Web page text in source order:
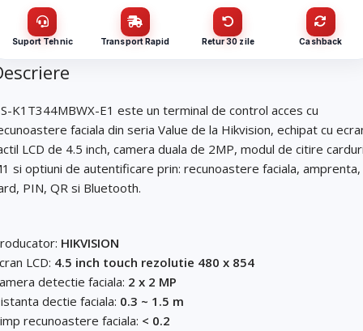
*
*
Amprenta, WiFi, PoE – HIKVISION DS-K1T344MBFWX-E1
/ firmă
tale (proiect, buget, termen, alte produse)
Suport Tehnic Transport Rapid Retur 30 zile Cashback
K1T344MBWX-E1 este un terminal de control acces cu
faciala din seria Value de la Hikvision, echipat cu
LCD de 4.5 inch, camera duala de 2MP, modul de citire
si optiuni de autentificare prin: recunoastere faciala, amprenta,
PIN, QR si Bluetooth.
HIKVISION
LCD: 4.5 inch touch rezolutie 480 x 854
detectie faciala: 2 x 2 MP
dectie faciala: 0.3 ~ 1.5 m
recunoastere faciala: < 0.2